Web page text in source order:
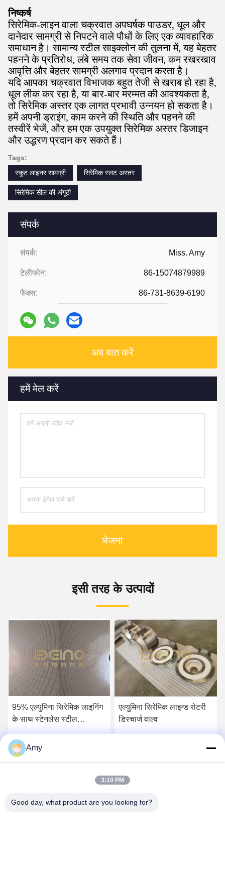
संपर्क
संपर्क: Miss. Amy
टेलीफोन: 86-15074879989
फैक्स: 86-731-8639-6190
अब बात करें
हमें मेल करें
भेजना
निष्कर्ष
सिरेमिक-लाइन वाला चक्रवात अपघर्षक पाउडर, धूल और
दानेदार सामग्री से निपटने वाले पौधों के लिए एक व्यावहारिक
समाधान है। सामान्य स्टील साइक्लोन की तुलना में, यह बेहतर
पहनने के प्रतिरोध, लंबे समय तक सेवा जीवन, कम रखरखाव
आवृत्ति और बेहतर सामग्री अलगाव प्रदान करता है।
यदि आपका चक्रवात विभाजक बहुत तेजी से खराब हो रहा है,
धूल लीक कर रहा है, या बार-बार मरम्मत की आवश्यकता है,
तो सिरेमिक अस्तर एक लागत प्रभावी उन्नयन हो सकता है।
हमें अपनी ड्राइंग, काम करने की स्थिति और पहनने की
तस्वीरें भेजें, और हम एक उपयुक्त सिरेमिक अस्तर डिजाइन
और उद्धरण प्रदान कर सकते हैं।
Tags:
स्कुट लाइनर सामग्री
सिरेमिक स्लट अस्तर
सिरेमिक सील की अंगूठी
इसी तरह के उत्पादों
95% एल्युमिना सिरेमिक लाइनिंग
के साथ स्टेनलेस स्टील
सर्वोत्तम मूल्य प्राप्त करें
एल्युमिना सिरेमिक लाइन्ड रोटरी
डिस्चार्ज वाल्व
Amy
3:10 PM
Good day, what product are you looking for?